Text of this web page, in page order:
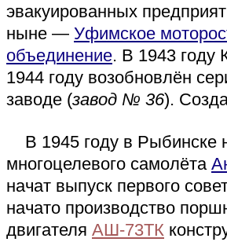
эвакуированных
ныне — Уфимское
объединение. В 1943
1944 году возобновлён
заводе (завод № 36).
В 1945 году в Рыбинске
многоцелевого самолёта
начат выпуск первого
начато производство
двигателя АШ-73ТК